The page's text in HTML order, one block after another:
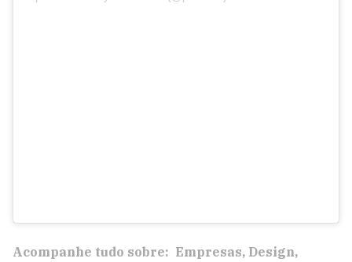
Acompanhe tudo sobre: Empresas Design